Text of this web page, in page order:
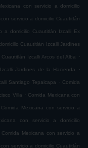
con servicio a domicilio
servicio a domicilio Cuautitlán
a domicilio Cuautitlán Izcalli Ex
Cuautitlán Izcalli Jardines
Izcalli Arcos del Alba .
Jardines de la Hacienda .
Santiago Tepalcapa . Comida
Villa . Comida Mexicana con
Comida Mexicana con servicio a
con servicio a domicilio
Comida Mexicana con servicio a
servicio a domicilio Cuautitlán